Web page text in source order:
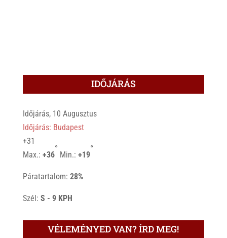
IDŐJÁRÁS
Időjárás, 10 Augusztus
Időjárás: Budapest
+31
Max.: +36
°
Min.: +19
°
Páratartalom: 28%
Szél: S - 9 KPH
VÉLEMÉNYED VAN? ÍRD MEG!